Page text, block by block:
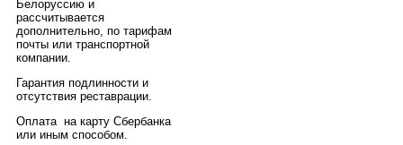
Белоруссию и
рассчитывается
дополнительно, по тарифам
почты или транспортной
компании.
Гарантия подлинности и
отсутствия реставрации.
Оплата на карту Сбербанка
или иным способом.